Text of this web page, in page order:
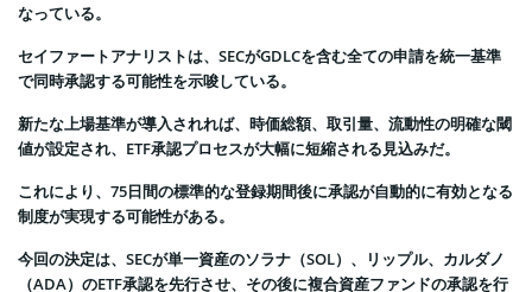
なっている。
セイファートアナリストは、SECがGDLCを含む全ての申請を統一基準
で同時承認する可能性を示唆している。
新たな上場基準が導入されれば、時価総額、取引量、流動性の明確な閾
値が設定され、ETF承認プロセスが大幅に短縮される見込みだ。
これにより、75日間の標準的な登録期間後に承認が自動的に有効となる
制度が実現する可能性がある。
今回の決定は、SECが単一資産のソラナ（SOL）、リップル、カルダノ
（ADA）のETF承認を先行させ、その後に複合資産ファンドの承認を行